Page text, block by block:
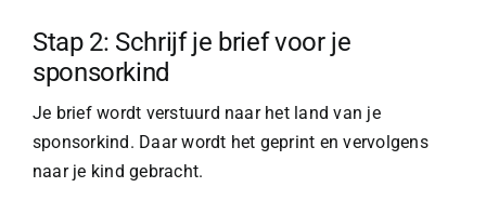
Stap 2: Schrijf je brief voor je
sponsorkind
Je brief wordt verstuurd naar het land van je
sponsorkind. Daar wordt het geprint en vervolgens
naar je kind gebracht.